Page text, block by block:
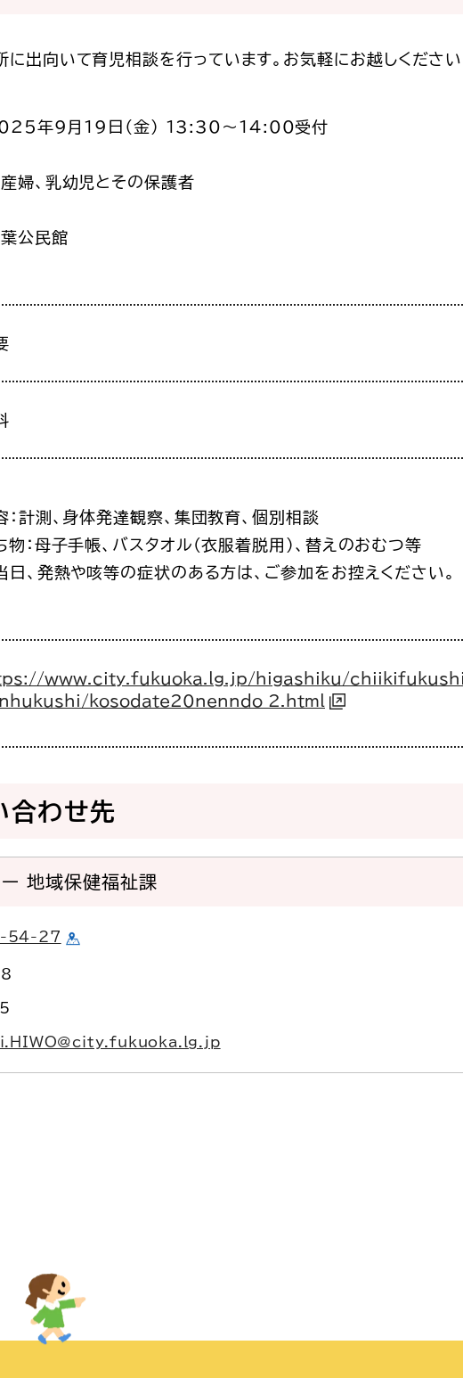
出向いて育児相談を行っています。お気軽にお越しください
年9月19日（金） 13:30～14:00受付
婦、乳幼児とその保護者
公民館
：計測、身体発達観察、集団教育、個別相談
物：母子手帳、バスタオル(衣服着脱用)、替えのおむつ等
、発熱や咳等の症状のある方は、ご参加をお控えください。
www.city.fukuoka.lg.jp/higashiku/
kosodate20nenndo_2.html
合わせ先
地域保健福祉課
54-27